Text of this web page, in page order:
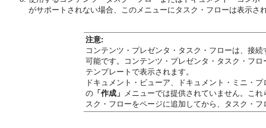
がサポートされない場合、このメニューにタスク・フローは表示さ
注意:
コンテンツ・プレゼンタ・タスク・フローは、接
可能です。コンテンツ・プレゼンタ・タスク・フ
テンプレートで表示されます。
ドキュメント・ビューア、ドキュメント・ミニ・
の「作成」
メニューでは提供されていません。こ
スク・フローをページに追加してから、タスク・